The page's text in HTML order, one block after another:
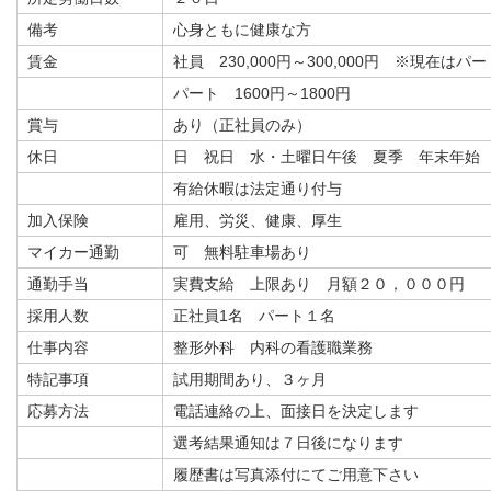
備考
心身ともに健康な方
賃金
社員 230,000円～300,000円 ※現在はパー
パート 1600円～1800円
賞与
あり（正社員のみ）
休日
日 祝日 水・土曜日午後 夏季 年末年始
有給休暇は法定通り付与
加入保険
雇用、労災、健康、厚生
マイカー通勤
可 無料駐車場あり
通勤手当
実費支給 上限あり 月額２０，０００円
採用人数
正社員1名 パート１名
仕事内容
整形外科 内科の看護職業務
特記事項
試用期間あり、３ヶ月
応募方法
電話連絡の上、面接日を決定します
選考結果通知は７日後になります
履歴書は写真添付にてご用意下さい